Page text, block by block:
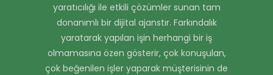
yaratıcılığı ile etkili çözümler sunan tam
donanımlı bir dijital ajanstır. Farkındalık
yaratarak yapılan işin herhangi bir iş
olmamasına özen gösterir, çok konuşulan,
çok beğenilen işler yaparak müşterisinin de